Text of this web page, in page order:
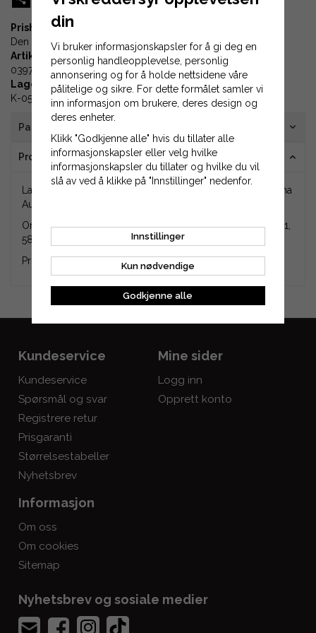
Prishistorikk
Den laveste prisen 30 dager før prisreduksjonen var
Artikkel-ID:
03978
Lagerplass:
K-05-06
Produktinformasjon
Passer til
Lagerhussett som passer til enkelte modeller av Husqvarna
Automower mfl.
Originalnummer på produktet er 588 42 17-01, 5884217-01,
588421701, 588 42 17-02, 5884217-02, 588421702.
Produktet er en originaldel fra Husqvarna.
Kundeservice
Kundeservice
Spørsmål og svar
Registrere retur
Prisgaranti
Størrelsestabeller
Nyhetsbrev
Mine sider
Logg inn
Opprett konto
Informasjon
Om oss
Om cookies
Sitemap
Nyhetsbrev og sosiale medier
din
Vi bruker informasjonskapsler for å gi deg en
personlig handleopplevelse, personlig
annonsering og for å holde nettsidene våre
pålitelige og sikre. For dette formålet samler vi
inn informasjon om brukere, deres design og
deres enheter.
Klikk "Godkjenne alle" hvis du tillater alle
informasjonskapsler eller velg hvilke
informasjonskapsler du tillater og hvilke du vil
slå av ved å klikke på "Innstillinger" nedenfor.
Innstillinger
Kun nødvendige
Godkjenne alle